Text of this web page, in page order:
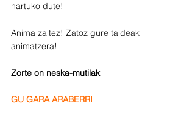
hartuko dute!
Anima zaitez! Zatoz gure taldeak
animatzera!
Zorte on neska-mutilak
GU GARA ARABERRI